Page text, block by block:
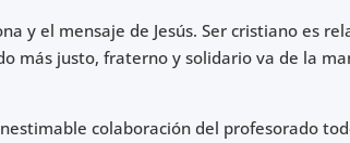
y el mensaje de Jesús. Ser cristiano es
más justo, fraterno y solidario va de la
colaboración del profesorado